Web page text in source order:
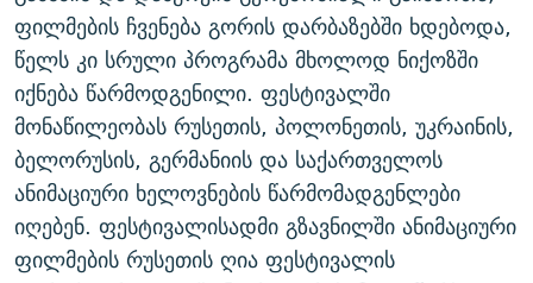
ფილმების ჩვენება გორის დარბაზებში ხდებოდა,
წელს კი სრული პროგრამა მხოლოდ ნიქოზში
იქნება წარმოდგენილი. ფესტივალში
მონაწილეობას რუსეთის, პოლონეთის, უკრაინის,
ბელორუსის, გერმანიის და საქართველოს
ანიმაციური ხელოვნების წარმომადგენლები
იღებენ. ფესტივალისადმი გზავნილში ანიმაციური
ფილმების რუსეთის ღია ფესტივალის